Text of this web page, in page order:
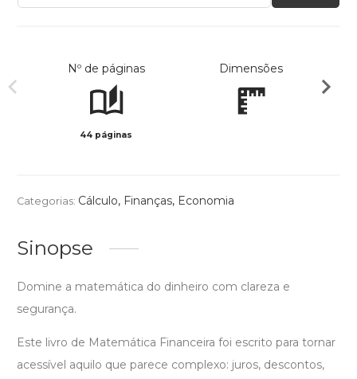
Nº de páginas
44 páginas
Dimensões
Categorias: Cálculo, Finanças, Economia
Sinopse
Domine a matemática do dinheiro com clareza e
segurança.
Este livro de Matemática Financeira foi escrito para tornar
acessível aquilo que parece complexo: juros, descontos,